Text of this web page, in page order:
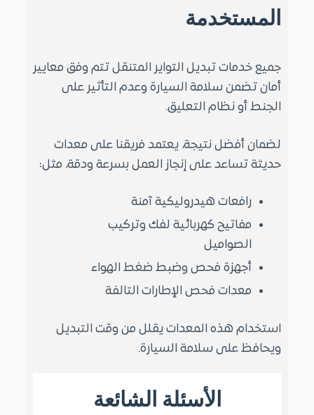
المستخدمة
جميع خدمات تبديل التواير المتنقل تتم وفق معايير
أمان تضمن سلامة السيارة وعدم التأثير على
الجنط أو نظام التعليق.
لضمان أفضل نتيجة، يعتمد فريقنا على معدات
حديثة تساعد على إنجاز العمل بسرعة ودقة، مثل:
رافعات هيدروليكية آمنة
مفاتيح كهربائية لفك وتركيب
الصواميل
أجهزة فحص وضبط ضغط الهواء
معدات فحص الإطارات التالفة
استخدام هذه المعدات يقلل من وقت التبديل
ويحافظ على سلامة السيارة.
الأسئلة الشائعة